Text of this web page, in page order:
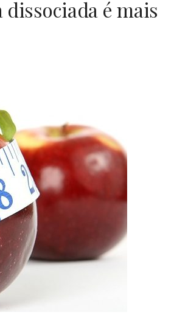
é mais